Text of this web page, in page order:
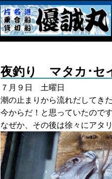
夜釣り マタカ･セ
７月９日 土曜日
潮の止まりから流れだしてき
今からだ！と思っていたのです
なぜか、その後は徐々にアタ